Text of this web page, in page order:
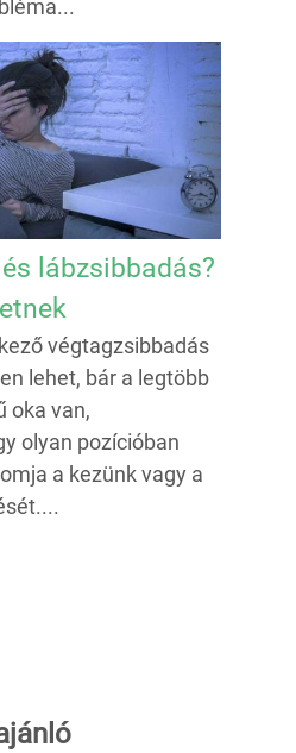
lábzsibbadás?
végtagzsibbadás
lehet, bár a legtöbb
oka van,
olyan pozícióban
a kezünk vagy a